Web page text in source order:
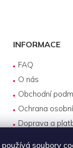
soubory
INFORMACE
FAQ
O nás
Obchodní
Ochrana
Doprava a